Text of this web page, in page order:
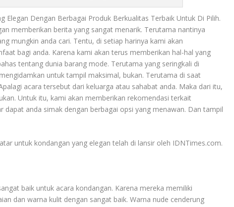
Elegan Dengan Berbagai Produk Berkualitas Terbaik Untuk Di Pilih.
memberikan berita yang sangat menarik. Terutama nantinya
mungkin anda cari. Tentu, di setiap harinya kami akan
bagi anda. Karena kami akan terus memberikan hal-hal yang
tentang dunia barang mode. Terutama yang seringkali di
untuk tampil maksimal, bukan. Terutama di saat
acara tersebut dari keluarga atau sahabat anda. Maka dari itu,
Untuk itu, kami akan memberikan rekomendasi terkait
dapat anda simak dengan berbagai opsi yang menawan. Dan tampil
untuk kondangan yang elegan telah di lansir oleh IDNTimes.com.
baik untuk acara kondangan. Karena mereka memiliki
dan warna kulit dengan sangat baik. Warna nude cenderung